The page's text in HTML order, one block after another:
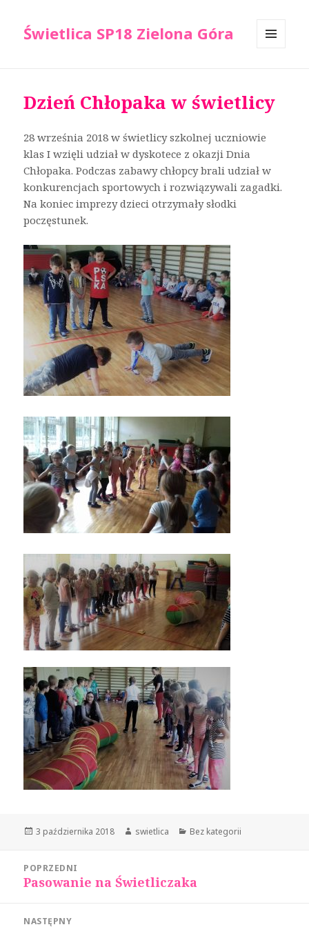
Świetlica SP18 Zielona Góra
Dzień Chłopaka w świetlicy
28 września 2018 w świetlicy szkolnej uczniowie
klas I wzięli udział w dyskotece z okazji Dnia
Chłopaka. Podczas zabawy chłopcy brali udział w
konkurencjach sportowych i rozwiązywali zagadki.
Na koniec imprezy dzieci otrzymały słodki
poczęstunek.
Opublikowano
3 października 2018 Autor
swietlica Kategorie
Bez kategorii
wpisuPOPRZEDNI
Poprzedni
Pasowanie na Świetliczaka
NASTĘPNY